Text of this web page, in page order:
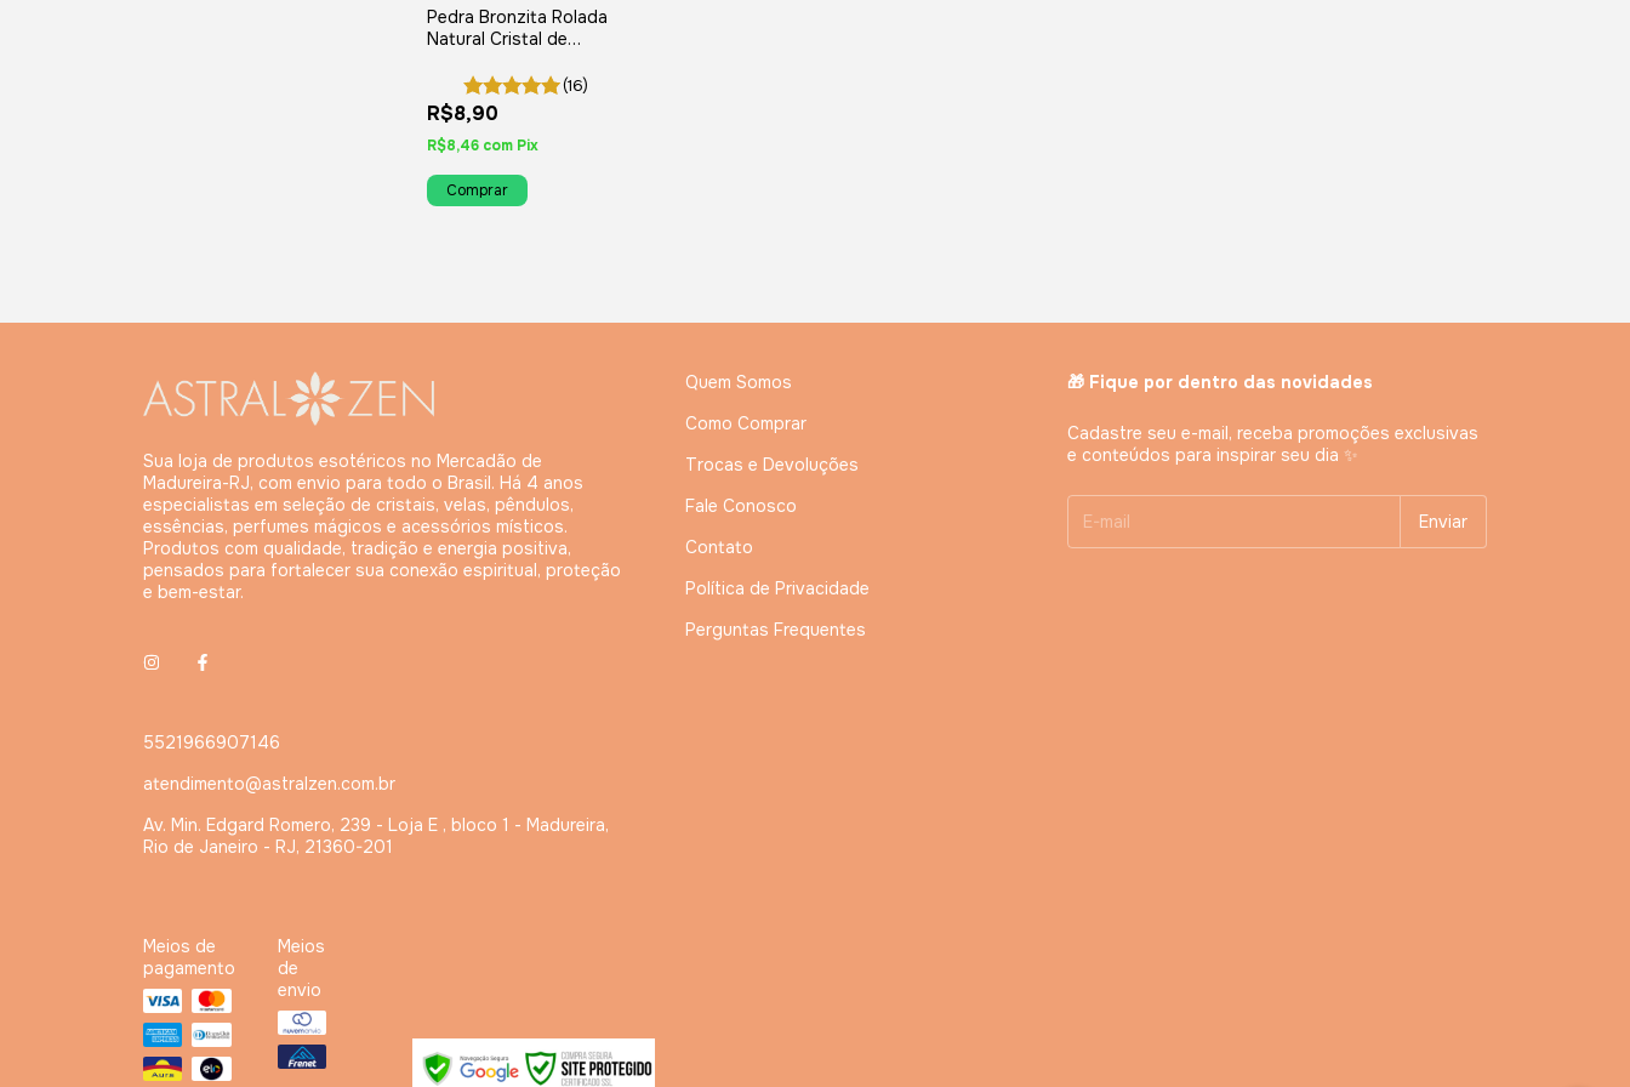
Pedra Bronzita Rolada
Natural Cristal de
Autoconfiança
(16)
R$8,90
R$8,46 com Pix
Sua loja de produtos esotéricos no Mercadão de
Madureira-RJ, com envio para todo o Brasil. Há 4 anos
especialistas em seleção de cristais, velas, pêndulos,
essências, perfumes mágicos e acessórios místicos.
Produtos com qualidade, tradição e energia positiva,
pensados para fortalecer sua conexão espiritual, proteção
e bem-estar.
5521966907146
atendimento@astralzen.com.br
Av. Min. Edgard Romero, 239 - Loja E , bloco 1 - Madureira,
Rio de Janeiro - RJ, 21360-201
Quem Somos
Como Comprar
Trocas e Devoluções
Fale Conosco
Contato
Política de Privacidade
Perguntas Frequentes
🎁 Fique por dentro das novidades
Cadastre seu e-mail, receba promoções exclusivas
e conteúdos para inspirar seu dia ✨
Meios de
pagamento
Meios
de
envio